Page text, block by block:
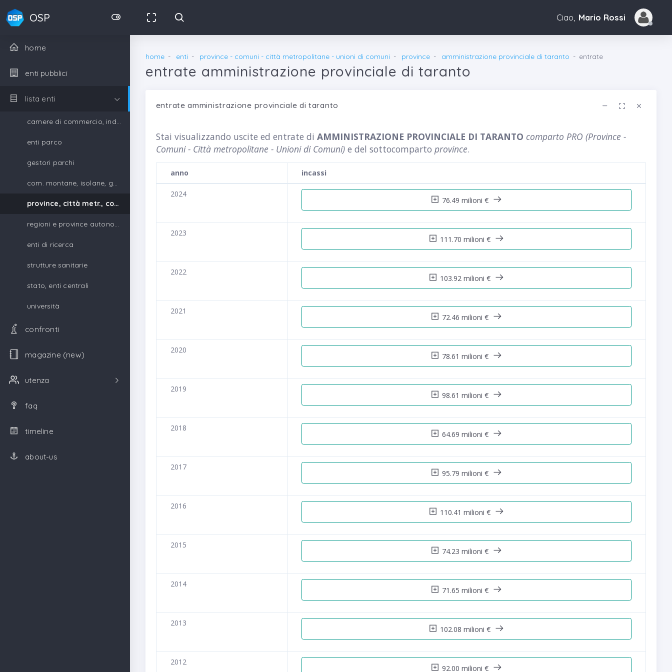
OSP Ciao, Mario Rossi
home
enti pubblici
lista enti
camere di commercio, industria, artigianato e agricoltura
enti parco
gestori parchi
com. montane, isolane, gestori parchi
province, città metr., comuni, unione di comuni
regioni e province autonome
enti di ricerca
strutture sanitarie
stato, enti centrali
università
confronti
magazine (new)
utenza
faq
timeline
about-us
home enti province - comuni - città metropolitane - unioni di comuni province amministrazione provinciale di taranto entrate
entrate amministrazione provinciale di taranto
entrate amministrazione provinciale di taranto
Stai visualizzando uscite ed entrate di AMMINISTRAZIONE PROVINCIALE DI TARANTO comparto PRO (Province -
Comuni - Città metropolitane - Unioni di Comuni)e del sottocomparto province.
anno incassi
2024
76.49 milioni €
2023
111.70 milioni €
2022
103.92 milioni €
2021
72.46 milioni €
2020
78.61 milioni €
2019
98.61 milioni €
2018
64.69 milioni €
2017
95.79 milioni €
2016
110.41 milioni €
2015
74.23 milioni €
2014
71.65 milioni €
2013
102.08 milioni €
2012
92.00 milioni €